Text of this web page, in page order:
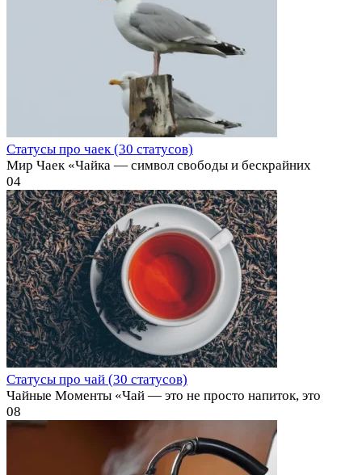
Статусы про чаек (30 статусов)
Мир Чаек «Чайка — символ свободы и бескрайних
04
Статусы про чай (30 статусов)
Чайные Моменты «Чай — это не просто напиток, это
08